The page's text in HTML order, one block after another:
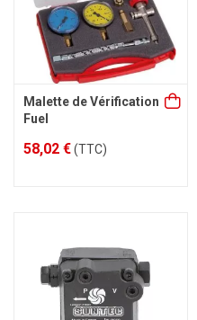
Malette de Vérification
Fuel
58,02 €(TTC)